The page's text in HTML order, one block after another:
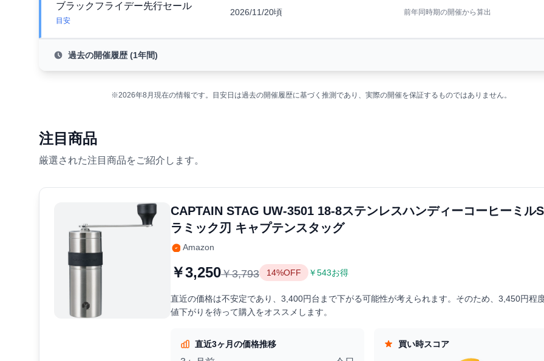
ブラックフライデー先行セール
目安
2026/11/20頃 前年同時期の開催から算出
過去の開催履歴 (1年間)
※2026年8月現在の情報です。目安日は過去の開催履歴に基づく推測であり、実際の開催を保証するものではありません。
注目商品
厳選された注目商品をご紹介します。
CAPTAIN STAG UW-3501 18-8ステンレスハンディーコーヒーミル
ラミック刃 キャプテンスタッグ
Amazon
￥3,250￥3,793 14%OFF ￥543お得
直近の価格は不安定であり、3,400円台まで下がる可能性が考えられます。そのため、3,450円程
値下がりを待って購入をオススメします。
直近3ヶ月の価格推移 買い時スコア